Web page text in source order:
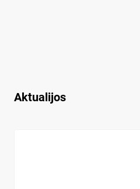
Aktualijos